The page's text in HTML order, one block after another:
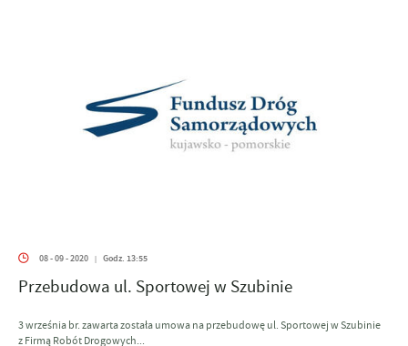
08 - 09 - 2020 | Godz. 13:55
Przebudowa ul. Sportowej w Szubinie
3 września br. zawarta została umowa na przebudowę ul. Sportowej w Szubinie
z Firmą Robót Drogowych...